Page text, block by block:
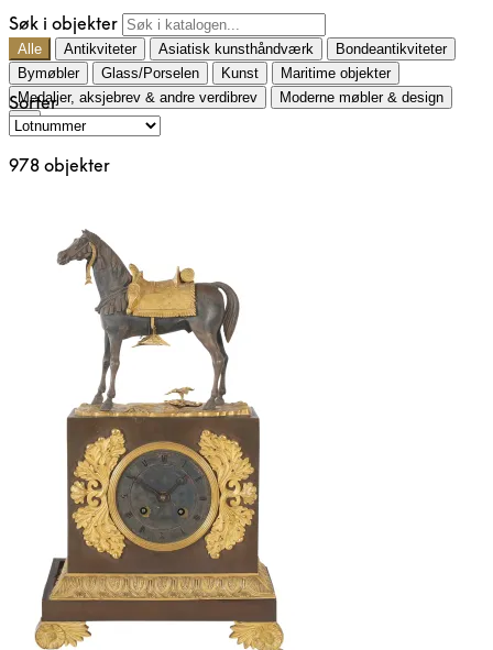
Søk i objekter
Alle Antikviteter Asiatisk kunsthåndværk
Bondeantikviteter
Bymøbler
Glass/Porselen Kunst
Maritime objekter
Medaljer, aksjebrev & andre verdibrev
Moderne møbler & design
…
Sorter
978 objekter